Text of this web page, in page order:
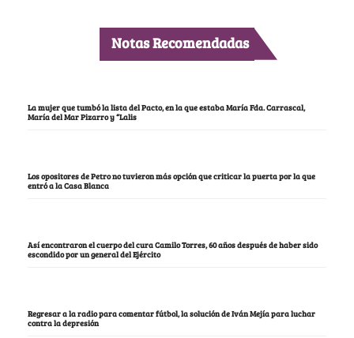
Notas Recomendadas
La mujer que tumbó la lista del Pacto, en la que estaba María Fda. Carrascal,
María del Mar Pizarro y “Lalis
Los opositores de Petro no tuvieron más opción que criticar la puerta por la que
entró a la Casa Blanca
Así encontraron el cuerpo del cura Camilo Torres, 60 años después de haber sido
escondido por un general del Ejército
Regresar a la radio para comentar fútbol, la solución de Iván Mejía para luchar
contra la depresión